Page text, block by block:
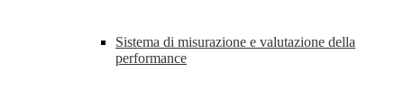
Sistema di misurazione e valutazione della
performance